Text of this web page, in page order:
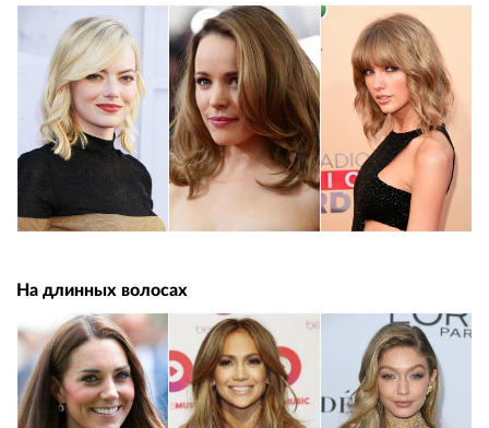
На длинных волосах